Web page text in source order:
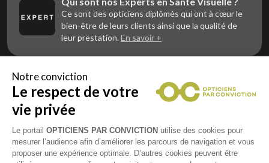
Ce sont des opticiens diplômés qui ont à cœur le
bien-être de leurs clients ainsi que la qualité de
leur prestation. En savoir +
Vous êtes un professionnel de la vue et
vous souhaitez nous rejoindre ?
Contactez Alliance Optic, la centrale d’achats et
d’accompagnement des opticiens indépendants
Notre conviction
Le respect de votre
vie privée
Le portail OPTICIENS PAR CONVICTION utilise des cookies pour
mesurer l’audience afin d’améliorer les parcours de navigation et vous
proposer une expérience optimale. D’autres cookies peuvent être